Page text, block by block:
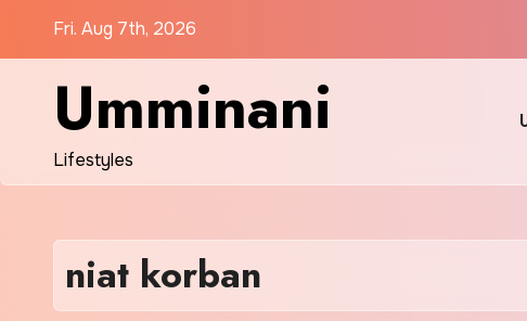
Fri. Aug 7th, 2026
Umminani
Lifestyles
niat korban